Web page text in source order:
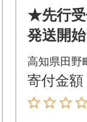
★先行受
発送開
採れた
ゃがい
0kg訳あ
高知県田野
寄付金額